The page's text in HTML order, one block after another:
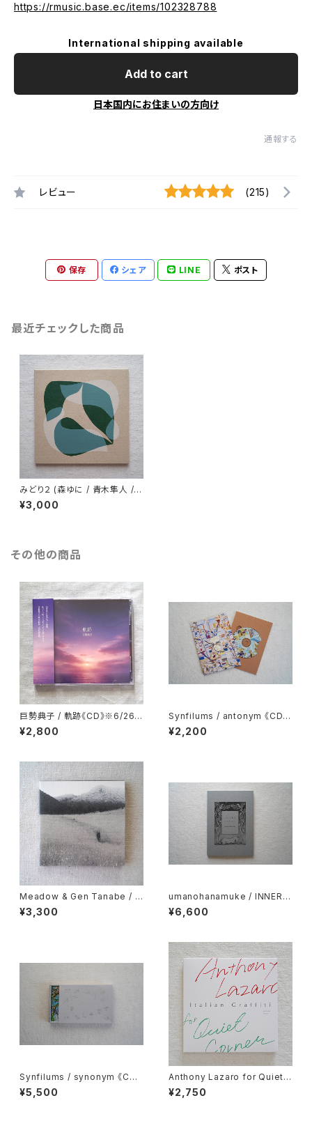
https://rmusic.base.ec/items/102328788
International shipping available
Add to cart
日本国内にお住まいの方向け
通報する
レビュー (215)
保存 シェア LINE ポスト
最近チェックした商品
みどり２ (森ゆに / 青木隼人 /
田辺玄)《CD》
¥3,000
その他の商品
巨勢典子 / 軌跡《CD》※6/26 o
n sale
¥2,800
Synfilums / antonym 《CD》
2026
¥2,200
Meadow & Gen Tanabe / T
wo Lands 《CD》
¥3,300
umanohanamuke / INNER F
OREST 《作品写真集》
¥6,600
Synfilums / synonym 《CD
＋PHOTO BOOK》2025
¥5,500
Anthony Lazaro for Quiet
Corner / Italian Graffiti 《C
D》※2/28released
¥2,750